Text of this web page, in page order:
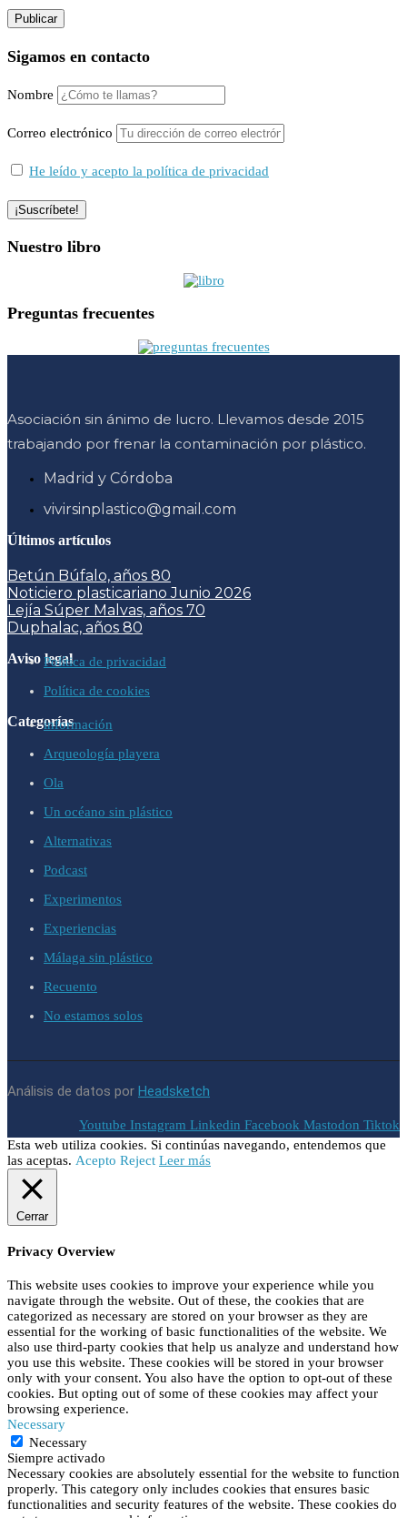
Sigamos en contacto
Nombre
Correo electrónico
He leído y acepto la política de privacidad
Nuestro libro
Preguntas frecuentes
Asociación sin ánimo de lucro. Llevamos desde 2015
trabajando por frenar la contaminación por plástico.
Madrid y Córdoba
vivirsinplastico@gmail.com
Últimos artículos
Betún Búfalo, años 80
Noticiero plasticariano Junio 2026
Lejía Súper Malvas, años 70
Duphalac, años 80
Aviso legalPolítica de privacidad
Política de cookies
Categoríasinformación
Arqueología playera
Ola
Un océano sin plástico
Alternativas
Podcast
Experimentos
Experiencias
Málaga sin plástico
Recuento
No estamos solos
Análisis de datos por Headsketch
Youtube Instagram Linkedin Facebook Mastodon Tiktok
Esta web utiliza cookies. Si continúas navegando, entendemos que
las aceptas. Acepto Reject Leer más
Cerrar
Privacy Overview
This website uses cookies to improve your experience while you
navigate through the website. Out of these, the cookies that are
categorized as necessary are stored on your browser as they are
essential for the working of basic functionalities of the website. We
also use third-party cookies that help us analyze and understand how
you use this website. These cookies will be stored in your browser
only with your consent. You also have the option to opt-out of these
cookies. But opting out of some of these cookies may affect your
browsing experience.
Necessary
Necessary
Siempre activado
Necessary cookies are absolutely essential for the website to function
properly. This category only includes cookies that ensures basic
functionalities and security features of the website. These cookies do